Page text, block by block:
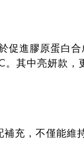
促進膠原蛋白合
。其中亮妍款，
充，不僅能維